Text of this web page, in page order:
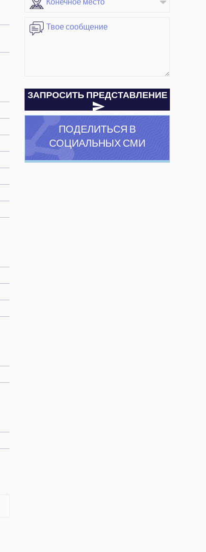
ЗАПРОСИТЬ ПРЕДСТАВЛЕНИЕ
ПОДЕЛИТЬСЯ В
СОЦИАЛЬНЫХ СМИ